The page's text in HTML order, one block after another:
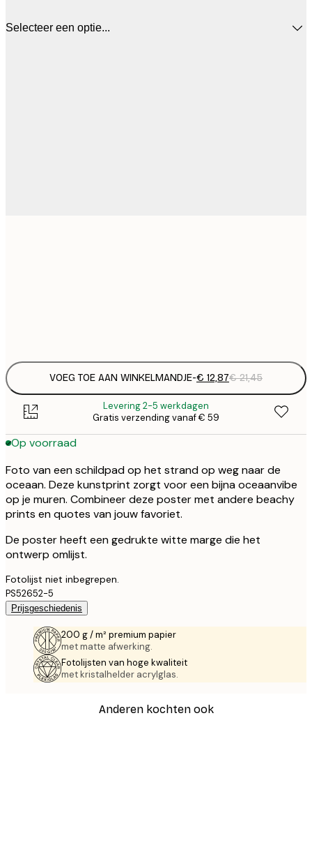
Selecteer een optie...
VOEG TOE AAN WINKELMANDJE-€ 12,87€ 21,45
Levering 2-5 werkdagen
Gratis verzending vanaf € 59
Op voorraad
Foto van een schildpad op het strand op weg naar de
oceaan. Deze kunstprint zorgt voor een bijna oceaanvibe
op je muren. Combineer deze poster met andere beachy
prints en quotes van jouw favoriet.
De poster heeft een gedrukte witte marge die het
ontwerp omlijst.
Fotolijst niet inbegrepen.
PS52652-5
Prijsgeschiedenis
200 g / m² premium papier
met matte afwerking.
Fotolijsten van hoge kwaliteit
met kristalhelder acrylglas.
Anderen kochten ook